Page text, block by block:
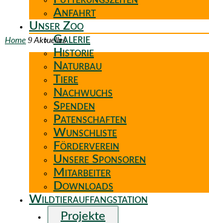
Anfahrt
Unser Zoo
Galerie
Historie
Naturbau
Tiere
Nachwuchs
Spenden
Patenschaften
Wunschliste
Förderverein
Unsere Sponsoren
Mitarbeiter
Downloads
Wildtierauffangstation
Home 9 Aktuelles
Projekte